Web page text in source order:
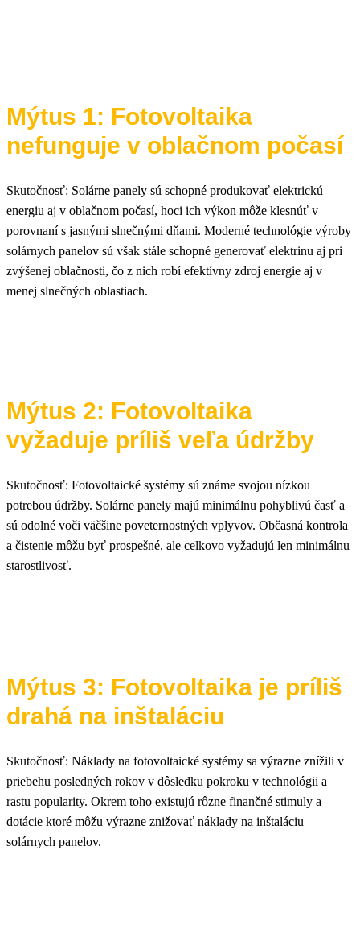
Mýtus 1: Fotovoltaika
nefunguje v oblačnom počasí
Skutočnosť: Solárne panely sú schopné produkovať elektrickú
energiu aj v oblačnom počasí, hoci ich výkon môže klesnúť v
porovnaní s jasnými slnečnými dňami. Moderné technológie výroby
solárnych panelov sú však stále schopné generovať elektrinu aj pri
zvýšenej oblačnosti, čo z nich robí efektívny zdroj energie aj v
menej slnečných oblastiach.
Mýtus 2: Fotovoltaika
vyžaduje príliš veľa údržby
Skutočnosť: Fotovoltaické systémy sú známe svojou nízkou
potrebou údržby. Solárne panely majú minimálnu pohyblivú časť a
sú odolné voči väčšine poveternostných vplyvov. Občasná kontrola
a čistenie môžu byť prospešné, ale celkovo vyžadujú len minimálnu
starostlivosť.
Mýtus 3: Fotovoltaika je príliš
drahá na inštaláciu
Skutočnosť: Náklady na fotovoltaické systémy sa výrazne znížili v
priebehu posledných rokov v dôsledku pokroku v technológii a
rastu popularity. Okrem toho existujú rôzne finančné stimuly a
dotácie ktoré môžu výrazne znižovať náklady na inštaláciu
solárnych panelov.